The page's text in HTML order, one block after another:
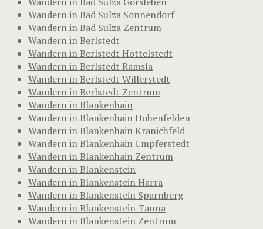
Wandern in Bad Sulza Sonnendorf
Wandern in Bad Sulza Zentrum
Wandern in Berlstedt
Wandern in Berlstedt Hottelstedt
Wandern in Berlstedt Ramsla
Wandern in Berlstedt Willerstedt
Wandern in Berlstedt Zentrum
Wandern in Blankenhain
Wandern in Blankenhain Hohenfelden
Wandern in Blankenhain Kranichfeld
Wandern in Blankenhain Umpferstedt
Wandern in Blankenhain Zentrum
Wandern in Blankenstein
Wandern in Blankenstein Harra
Wandern in Blankenstein Sparnberg
Wandern in Blankenstein Tanna
Wandern in Blankenstein Zentrum